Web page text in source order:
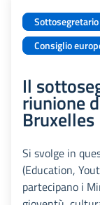
Consiglio
Il
riunione
Bruxelles
Si svolge in
(Education,
partecipano i